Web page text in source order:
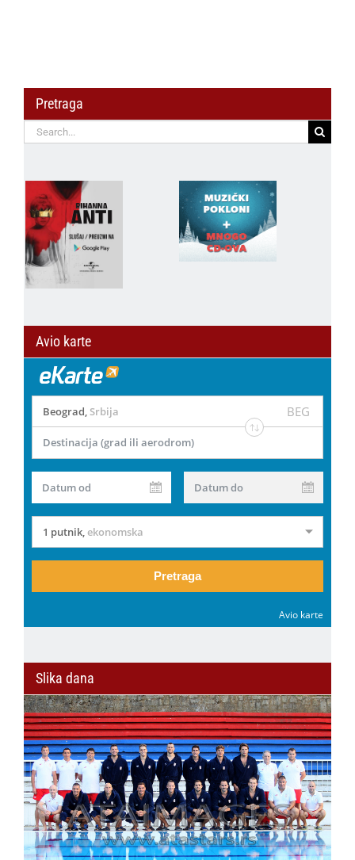
Pretraga
Search
for:
Avio karte
Beograd, Srbija BEG
Destinacija (grad ili aerodrom)
Datum od Datum do
1 putnik,ekonomska
Pretraga
Avio karte
Slika dana